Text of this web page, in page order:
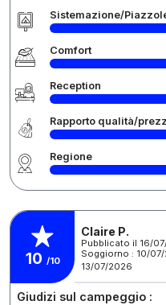
Sistemazione/
Comfort
Reception
Rapporto qualità/
Regione
10 /10
Claire P.
Pubblicato il 16/
Soggiorno : 10/
13/07/2026
Giudizi sul campeggio :